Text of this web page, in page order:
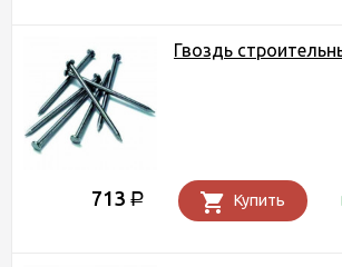
Гвоздь
713 Р Купить